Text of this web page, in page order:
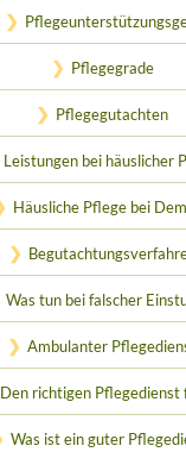
Pflegegrade
Pflegegutachten
Leistungen bei häuslicher
Häusliche Pflege bei
Was tun bei falscher
Ambulanter
Den richtigen Pflegedienst
Was ist ein guter